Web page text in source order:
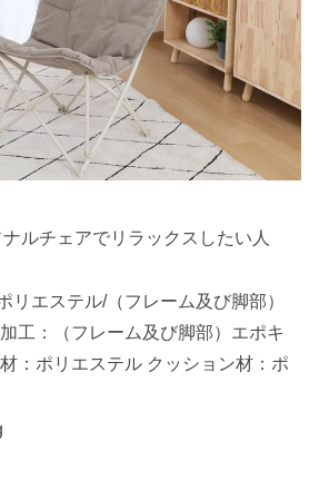
ルチェアでリラックスしたい人
リエステル/（フレーム及び脚部）
工：（フレーム及び脚部）エポキ
：ポリエステル クッション材：ポ